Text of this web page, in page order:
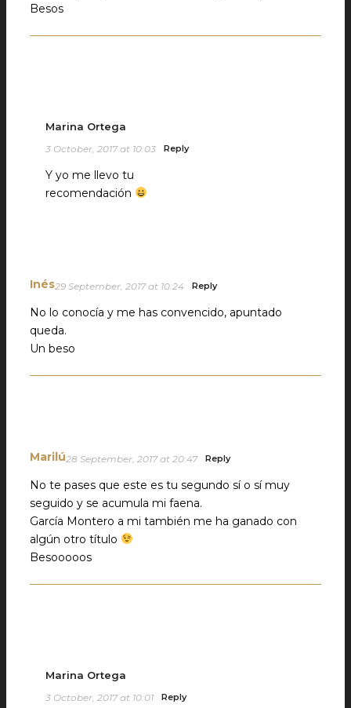
Besos
Marina Ortega
3 October, 2017 at 10:03 Reply
Y yo me llevo tu
recomendación
Inés29 September, 2017 at 10:24 Reply
No lo conocía y me has convencido, apuntado
queda.
Un beso
Marilú28 September, 2017 at 20:47 Reply
No te pases que este es tu segundo sí o sí muy
seguido y se acumula mi faena.
García Montero a mi también me ha ganado con
algún otro título
Besooooos
Marina Ortega
3 October, 2017 at 10:01 Reply